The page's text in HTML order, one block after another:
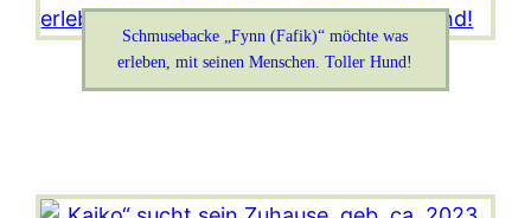
Schmusebacke „Fynn (Fafik)“ möchte was
erleben, mit seinen Menschen. Toller Hund!